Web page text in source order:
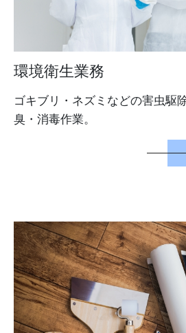
環境衛生業務
ゴキブリ・ネズミなどの害虫駆
臭・消毒作業。